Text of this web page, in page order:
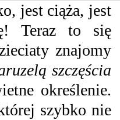
jest ciąża, jest
Teraz to się
znajomy
szczęścia
określenie.
szybko nie